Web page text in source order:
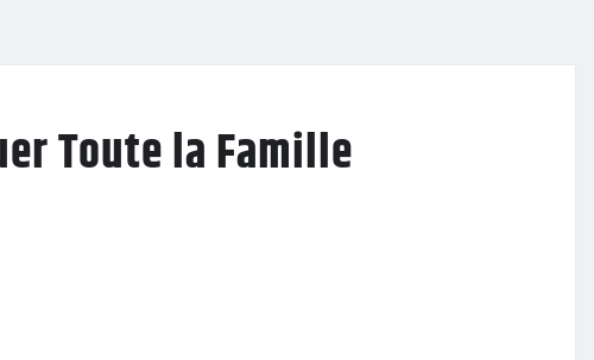
Toute la Famille